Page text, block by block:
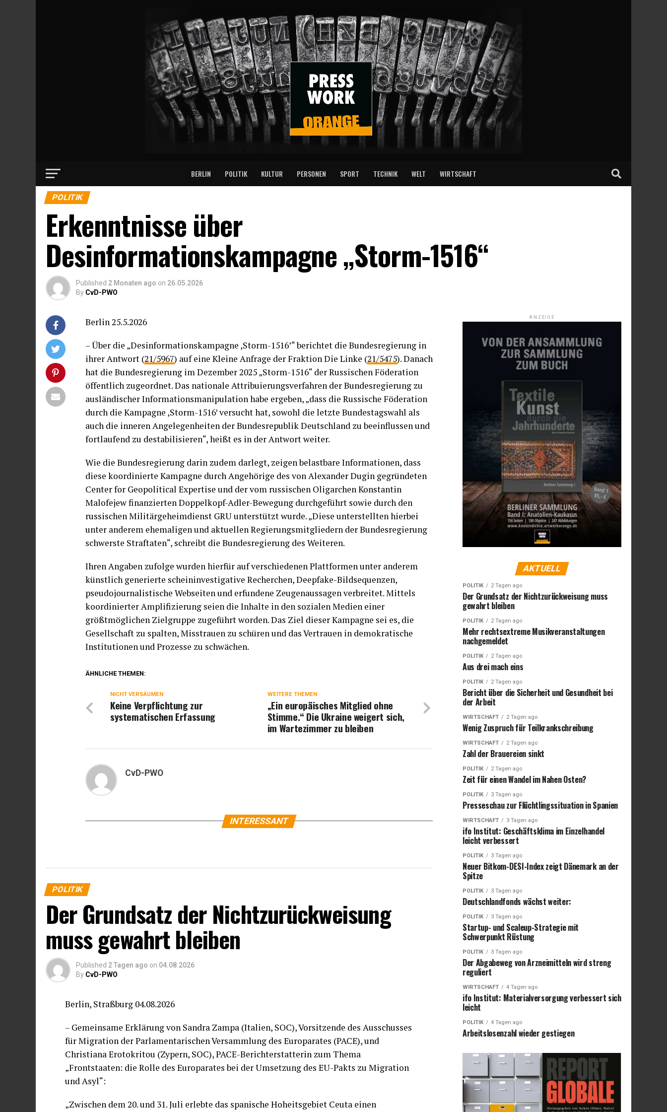
BERLIN POLITIK KULTUR PERSONEN SPORT TECHNIK WELT WIRTSCHAFT
POLITIK
Erkenntnisse über
Desinformationskampagne „Storm-1516“
Published 2 Monaten ago on 26.05.2026
By CvD-PWO
Berlin 25.5.2026
– Über die „Desinformationskampagne ,Storm-1516’“ berichtet die Bundesregierung in
ihrer Antwort (21/5967) auf eine Kleine Anfrage der Fraktion Die Linke (21/5475). Danach
hat die Bundesregierung im Dezember 2025 „Storm-1516“ der Russischen Föderation
öffentlich zugeordnet. Das nationale Attribuierungsverfahren der Bundesregierung zu
ausländischer Informationsmanipulation habe ergeben, „dass die Russische Föderation
durch die Kampagne ,Storm-1516′ versucht hat, sowohl die letzte Bundestagswahl als
auch die inneren Angelegenheiten der Bundesrepublik Deutschland zu beeinflussen und
fortlaufend zu destabilisieren“, heißt es in der Antwort weiter.
Wie die Bundesregierung darin zudem darlegt, zeigen belastbare Informationen, dass
diese koordinierte Kampagne durch Angehörige des von Alexander Dugin gegründeten
Center for Geopolitical Expertise und der vom russischen Oligarchen Konstantin
Malofejew finanzierten Doppelkopf-Adler-Bewegung durchgeführt sowie durch den
russischen Militärgeheimdienst GRU unterstützt wurde. „Diese unterstellten hierbei
unter anderem ehemaligen und aktuellen Regierungsmitgliedern der Bundesregierung
schwerste Straftaten“, schreibt die Bundesregierung des Weiteren.
Ihren Angaben zufolge wurden hierfür auf verschiedenen Plattformen unter anderem
künstlich generierte scheininvestigative Recherchen, Deepfake-Bildsequenzen,
pseudojournalistische Webseiten und erfundene Zeugenaussagen verbreitet. Mittels
koordinierter Amplifizierung seien die Inhalte in den sozialen Medien einer
größtmöglichen Zielgruppe zugeführt worden. Das Ziel dieser Kampagne sei es, die
Gesellschaft zu spalten, Misstrauen zu schüren und das Vertrauen in demokratische
Institutionen und Prozesse zu schwächen.
ÄHNLICHE THEMEN:
WEITERE THEMEN
„Ein europäisches Mitglied ohne
Stimme.“ Die Ukraine weigert sich,
im Wartezimmer zu bleiben
NICHT VERSÄUMEN
Keine Verpflichtung zur
systematischen Erfassung
CvD-PWO
INTERESSANT
POLITIK
Der Grundsatz der Nichtzurückweisung
muss gewahrt bleiben
Published 2 Tagen ago on 04.08.2026
By CvD-PWO
Berlin, Straßburg 04.08.2026
– Gemeinsame Erklärung von Sandra Zampa (Italien, SOC), Vorsitzende des Ausschusses
für Migration der Parlamentarischen Versammlung des Europarates (PACE), und
Christiana Erotokritou (Zypern, SOC), PACE-Berichterstatterin zum Thema
„Frontstaaten: die Rolle des Europarates bei der Umsetzung des EU-Pakts zu Migration
und Asyl“:
„Zwischen dem 20. und 31. Juli erlebte das spanische Hoheitsgebiet Ceuta einen
ANZEIGE
AKTUELL
POLITIK 2 Tagen ago
Der Grundsatz der Nichtzurückweisung muss
gewahrt bleiben
POLITIK 2 Tagen ago
Mehr rechtsextreme Musikveranstaltungen
nachgemeldet
POLITIK 2 Tagen ago
Aus drei mach eins
POLITIK 2 Tagen ago
Bericht über die Sicherheit und Gesundheit bei
der Arbeit
WIRTSCHAFT 2 Tagen ago
Wenig Zuspruch für Teilkrankschreibung
WIRTSCHAFT 2 Tagen ago
Zahl der Brauereien sinkt
POLITIK 2 Tagen ago
Zeit für einen Wandel im Nahen Osten?
POLITIK 3 Tagen ago
Presseschau zur Flüchtlingssituation in Spanien
WIRTSCHAFT 3 Tagen ago
ifo Institut: Geschäftsklima im Einzelhandel
leicht verbessert
POLITIK 3 Tagen ago
Neuer Bitkom-DESI-Index zeigt Dänemark an der
Spitze
POLITIK 3 Tagen ago
Deutschlandfonds wächst weiter:
POLITIK 3 Tagen ago
Startup- und Scaleup-Strategie mit
Schwerpunkt Rüstung
POLITIK 3 Tagen ago
Der Abgabeweg von Arzneimitteln wird streng
reguliert
WIRTSCHAFT 4 Tagen ago
ifo Institut: Materialversorgung verbessert sich
leicht
POLITIK 4 Tagen ago
Arbeitslosenzahl wieder gestiegen